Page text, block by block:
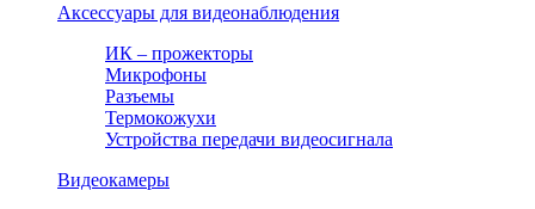
Аксессуары для видеонаблюдения
ИК – прожекторы
Микрофоны
Разъемы
Термокожухи
Устройства передачи видеосигнала
Видеокамеры